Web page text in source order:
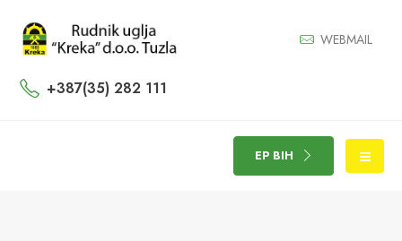
WEBMAIL
+387(35) 282 111
EP BIH